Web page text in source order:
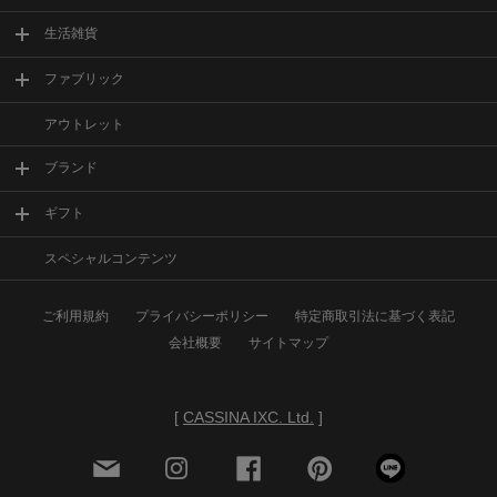
生活雑貨
ファブリック
アウトレット
ブランド
ギフト
スペシャルコンテンツ
ご利用規約 プライバシーポリシー
特定商取引法に基づく表記
会社概要
サイトマップ
[ CASSINA IXC. Ltd. ]